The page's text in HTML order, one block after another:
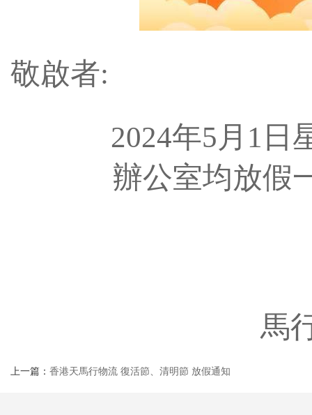
敬啟者:
2024年5月1日星
辦公室均放假
馬
上一篇： 香港天馬行物流 復活節、清明節 放假通知